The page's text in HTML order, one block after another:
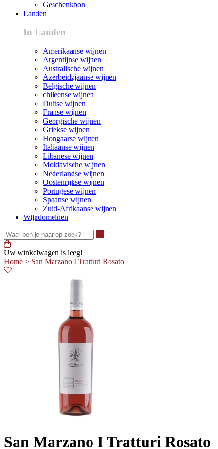
Geschenkbon
Landen
In Landen
Amerikaanse wijnen
Argentijnse wijnen
Australische wijnen
Azerbeidzjaanse wijnen
Belgische wijnen
chileense wijnen
Duitse wijnen
Franse wijnen
Georgische wijnen
Griekse wijnen
Hongaarse wijnen
Italiaanse wijnen
Libanese wijnen
Moldavische wijnen
Nederlandse wijnen
Oostenrijkse wijnen
Portugese wijnen
Spaanse wijnen
Zuid-Afrikaanse wijnen
Wijndomeinen
Uw winkelwagen is leeg!
Home > San Marzano I Tratturi Rosato
San Marzano I Tratturi Rosato